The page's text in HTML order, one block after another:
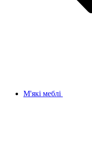
М'які меблі